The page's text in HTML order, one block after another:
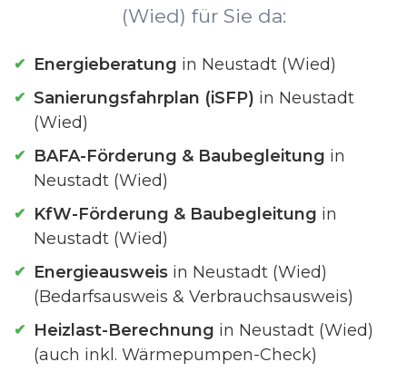
(Wied) für Sie da:
Energieberatung in Neustadt (Wied)
Sanierungsfahrplan (iSFP) in Neustadt
(Wied)
BAFA-Förderung & Baubegleitung in
Neustadt (Wied)
KfW-Förderung & Baubegleitung in
Neustadt (Wied)
Energieausweis in Neustadt (Wied)
(Bedarfsausweis & Verbrauchsausweis)
Heizlast-Berechnung in Neustadt (Wied)
(auch inkl. Wärmepumpen-Check)